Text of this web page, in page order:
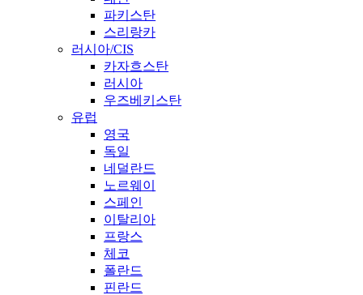
파키스탄
스리랑카
러시아/CIS
카자흐스탄
러시아
우즈베키스탄
유럽
영국
독일
네덜란드
노르웨이
스페인
이탈리아
프랑스
체코
폴란드
핀란드